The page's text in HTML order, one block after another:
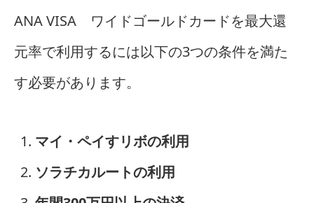
ANA VISA ワイドゴールドカードを最大還
元率で利用するには以下の3つの条件を満た
す必要があります。
マイ・ペイすリボの利用
ソラチカルートの利用